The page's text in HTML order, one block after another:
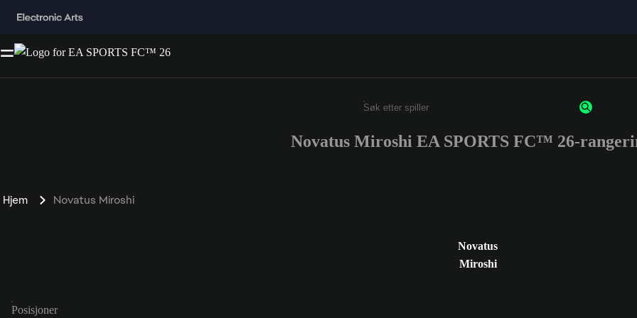
Enter a minimum of 3 characters or numbers
Novatus Miroshi EA SPORTS FC™ 26-
Hjem Novatus Miroshi
Novatus
Miroshi
Posisjoner